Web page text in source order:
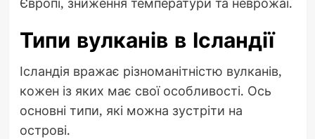
Типи вулканів в Ісландії
Ісландія вражає різноманітністю вулканів,
кожен із яких має свої особливості. Ось
основні типи, які можна зустріти на
острові.